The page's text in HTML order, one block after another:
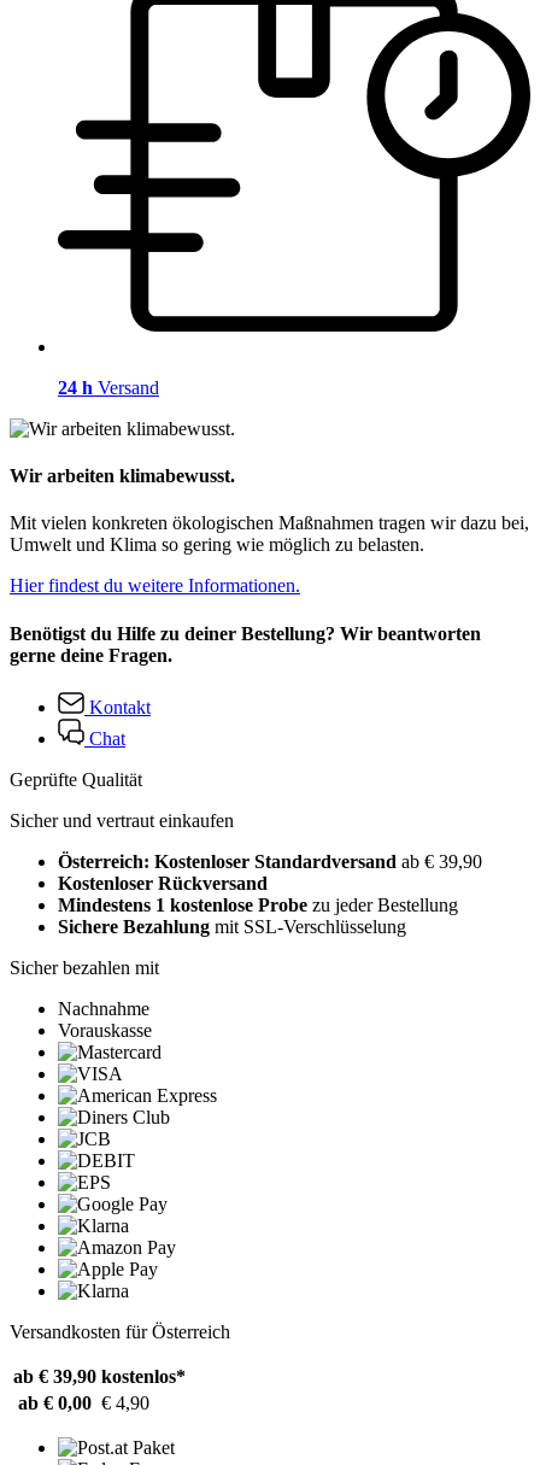
24 h Versand
Wir arbeiten klimabewusst.
Mit vielen konkreten ökologischen Maßnahmen tragen wir dazu bei,
Umwelt und Klima so gering wie möglich zu belasten.
Hier findest du weitere Informationen.
Benötigst du Hilfe zu deiner Bestellung? Wir beantworten
gerne deine Fragen.
Kontakt
Chat
Geprüfte Qualität
Sicher und vertraut einkaufen
Österreich: Kostenloser Standardversand ab € 39,90
Kostenloser Rückversand
Mindestens 1 kostenlose Probe zu jeder Bestellung
Sichere Bezahlung mit SSL-Verschlüsselung
Sicher bezahlen mit
Nachnahme
Vorauskasse
Versandkosten für Österreich
ab € 39,90 kostenlos*
ab € 0,00 € 4,90